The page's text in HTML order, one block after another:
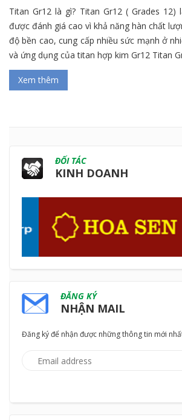
Titan Gr12 là gì? Titan Gr12 ( Grades
được đánh giá cao vì khả năng hàn chất
độ bền cao, cung cấp nhiều sức mạnh ở
và ứng dụng của titan hợp kim Gr12 Titan
Xem thêm
ĐỐI TÁC
KINH DOANH
ĐĂNG KÝ
NHẬN MAIL
Đăng ký để nhận được những thông tin mới